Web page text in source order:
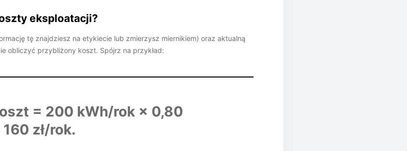
eksploatacji?
tę znajdziesz na etykiecie lub zmierzysz miernikiem) oraz aktualną
obliczyć przybliżony koszt. Spójrz na przykład:
= 200 kWh/rok × 0,80
zł/rok.